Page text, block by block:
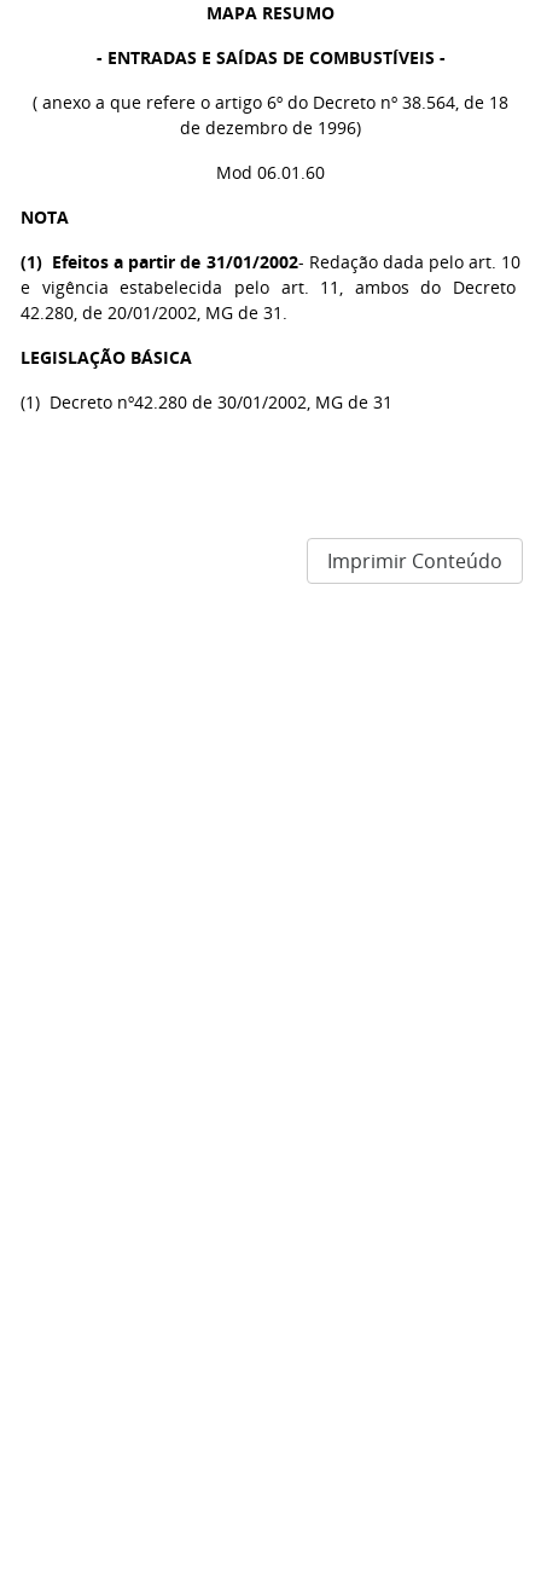
MAPA RESUMO
- ENTRADAS E SAÍDAS DE COMBUSTÍVEIS -
( anexo a que refere o artigo 6º do Decreto nº 38.564, de 18
de dezembro de 1996)
Mod 06.01.60
NOTA
(1) Efeitos a partir de 31/01/2002- Redação dada pelo art. 10
e vigência estabelecida pelo art. 11, ambos do Decreto
42.280, de 20/01/2002, MG de 31.
LEGISLAÇÃO BÁSICA
(1) Decreto nº42.280 de 30/01/2002, MG de 31
Imprimir Conteúdo